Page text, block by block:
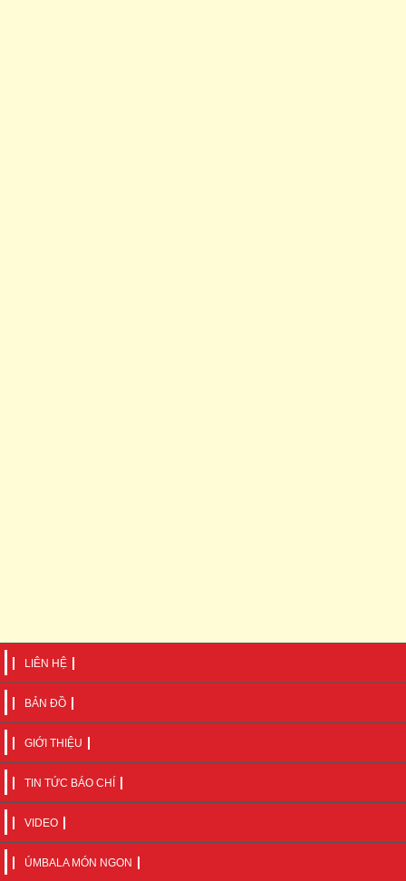
LIÊN HỆ
BẢN ĐỒ
GIỚI THIỆU
TIN TỨC BÁO CHÍ
VIDEO
ÚMBALA MÓN NGON